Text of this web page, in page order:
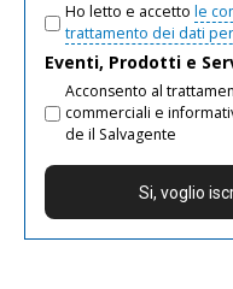
Ho letto e accetto le
trattamento dei dati
Eventi, Prodotti e
Acconsento al
commerciali e
de il Salvagente